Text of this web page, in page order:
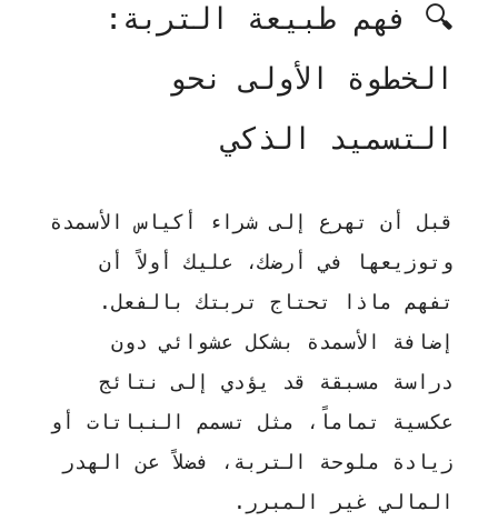
🔍 فهم طبيعة التربة:
الخطوة الأولى نحو
التسميد الذكي
قبل أن تهرع إلى شراء أكياس الأسمدة
وتوزيعها في أرضك، عليك أولاً أن
تفهم ماذا تحتاج تربتك بالفعل.
إضافة الأسمدة بشكل عشوائي دون
دراسة مسبقة قد يؤدي إلى نتائج
عكسية تماماً، مثل تسمم النباتات أو
زيادة ملوحة التربة، فضلاً عن الهدر
المالي غير المبرر.